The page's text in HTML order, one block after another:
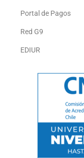
Portal de Pagos
Red G9
EDIUR